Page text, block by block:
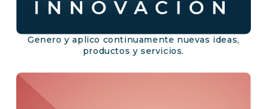
Genero y aplico continuamente nuevas ideas,
productos y servicios.